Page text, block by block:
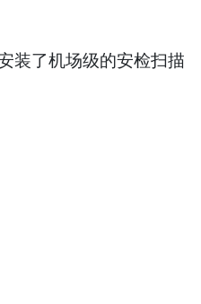
装了机场级的安检扫描